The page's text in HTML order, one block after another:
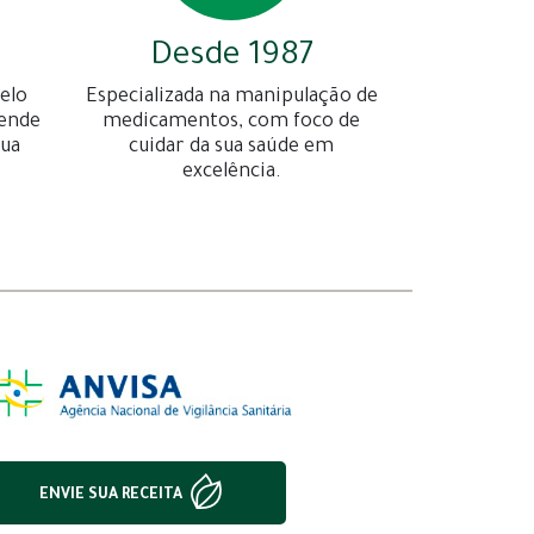
Desde 1987
Especializada na manipulação de
medicamentos, com foco de
cuidar da sua saúde em
excelência.
ENVIE SUA RECEITA